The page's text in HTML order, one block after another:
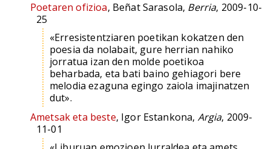
Poetaren ofizioa, Beñat Sarasola, Berria, 2009-10-
25
«Erresistentziaren poetikan kokatzen den
poesia da nolabait, gure herrian nahiko
jorratua izan den molde poetikoa
beharbada, eta bati baino gehiagori bere
melodia ezaguna egingo zaiola imajinatzen
dut».
Ametsak eta beste, Igor Estankona, Argia, 2009-
11-01